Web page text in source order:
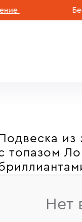
Подвеска из
топазом
Нет